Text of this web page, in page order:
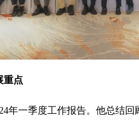
重点
年一季度工作报告。他总结